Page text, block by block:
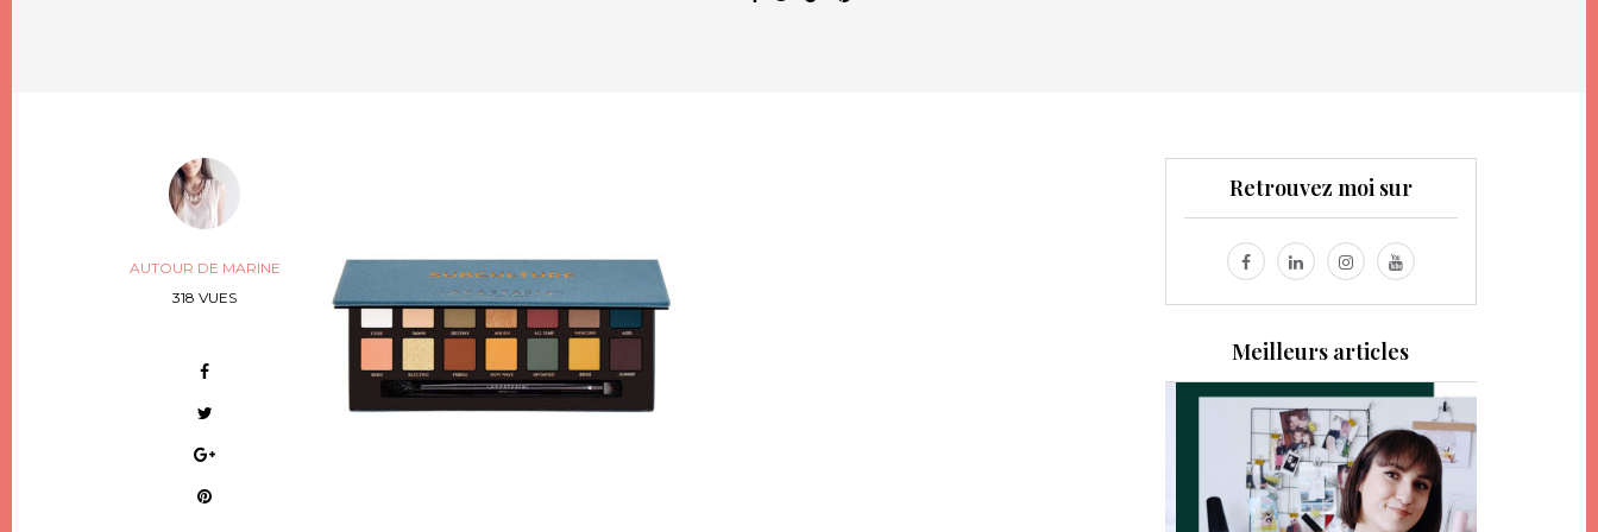
AUTOUR DE MARINE
318 VUES
Retrouvez moi sur
Meilleurs articles